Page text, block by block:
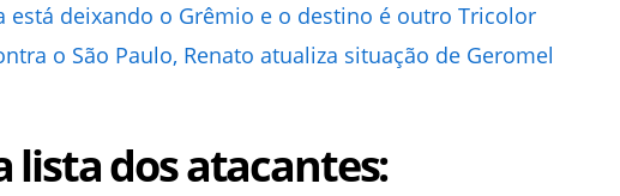
está deixando o Grêmio e o destino é outro Tricolor
o São Paulo, Renato atualiza situação de Geromel
lista dos atacantes: